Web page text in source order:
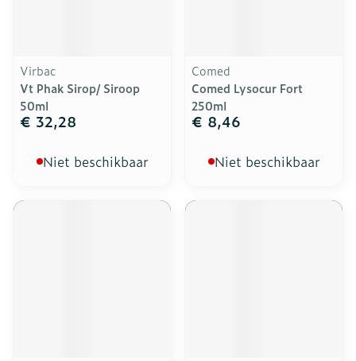
Virbac
Vt Phak Sirop/ Siroop
50ml
€ 32,28
Niet beschikbaar
Comed
Comed Lysocur Fort
250ml
€ 8,46
Niet beschikbaar